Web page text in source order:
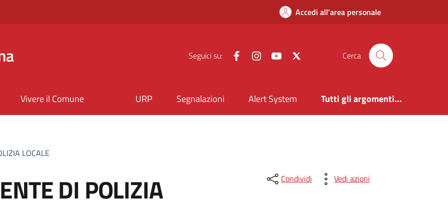
Accedi all'area personale
Seguici su: FacebookInstagramYouTube Cerca
Vivere il Comune URP Segnalazioni Alert System Tutti gli argomenti...
LOCALE
DI POLIZIA
Condividi Vedi azioni